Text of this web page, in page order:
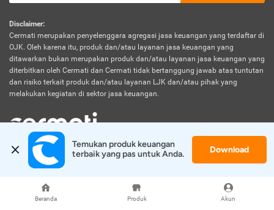
Beranda Produk Akun
Disclaimer:
Cermati merupakan penyelenggara agregasi jasa keuangan yang terdaftar di
OJK. Oleh karena itu, produk dan/atau layanan jasa keuangan yang
ditawarkan bukan merupakan produk dan/atau layanan jasa keuangan yang
diterbitkan oleh Cermati dan Cermati tidak bertanggung jawab atas tuntutan
dan risiko terkait produk dan/atau layanan LJK dan/atau pihak yang
melakukan kegiatan di sektor jasa keuangan.
© 2026 Cermati. All Rights Reserved.
Temukan produk keuangan
terbaik yang pas untuk Anda.
Download